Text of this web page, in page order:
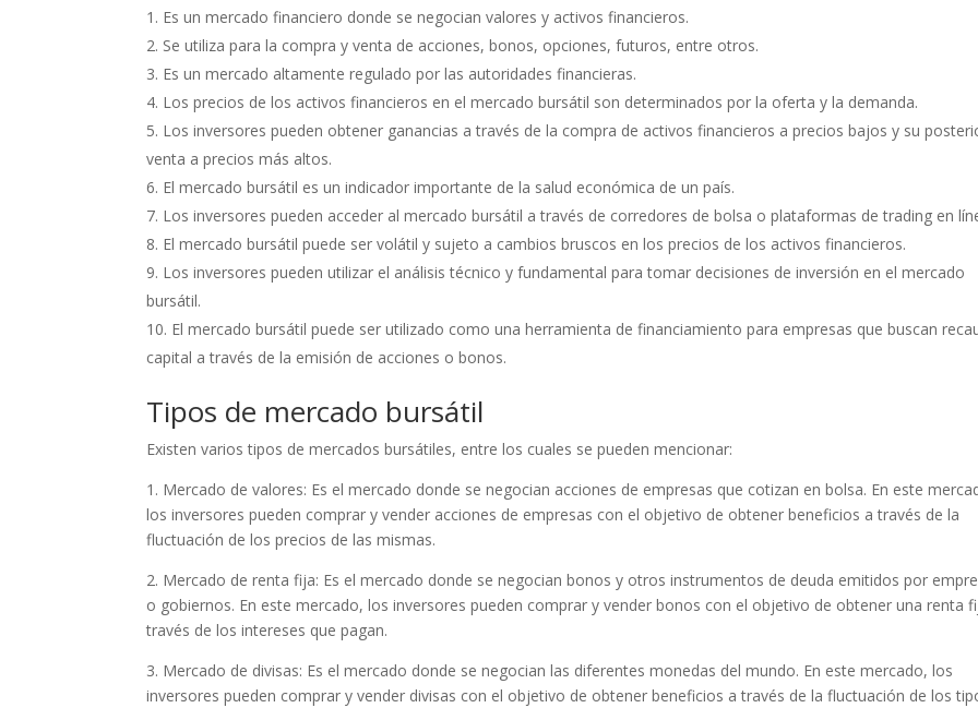
Es un mercado financiero donde se negocian valores y activos financieros.
Se utiliza para la compra y venta de acciones, bonos, opciones, futuros, entre otros.
Es un mercado altamente regulado por las autoridades financieras.
Los precios de los activos financieros en el mercado bursátil son determinados por la oferta y la demanda.
Los inversores pueden obtener ganancias a través de la compra de activos financieros a precios bajos y su
venta a precios más altos.
El mercado bursátil es un indicador importante de la salud económica de un país.
Los inversores pueden acceder al mercado bursátil a través de corredores de bolsa o plataformas de trading en
El mercado bursátil puede ser volátil y sujeto a cambios bruscos en los precios de los activos financieros.
Los inversores pueden utilizar el análisis técnico y fundamental para tomar decisiones de inversión en el mercado
bursátil.
El mercado bursátil puede ser utilizado como una herramienta de financiamiento para empresas que buscan
capital a través de la emisión de acciones o bonos.
Tipos de mercado bursátil
Existen varios tipos de mercados bursátiles, entre los cuales se pueden mencionar:
1. Mercado de valores: Es el mercado donde se negocian acciones de empresas que cotizan en bolsa. En este
los inversores pueden comprar y vender acciones de empresas con el objetivo de obtener beneficios a través de la
fluctuación de los precios de las mismas.
2. Mercado de renta fija: Es el mercado donde se negocian bonos y otros instrumentos de deuda emitidos por
o gobiernos. En este mercado, los inversores pueden comprar y vender bonos con el objetivo de obtener una renta
través de los intereses que pagan.
3. Mercado de divisas: Es el mercado donde se negocian las diferentes monedas del mundo. En este mercado, los
inversores pueden comprar y vender divisas con el objetivo de obtener beneficios a través de la fluctuación de los